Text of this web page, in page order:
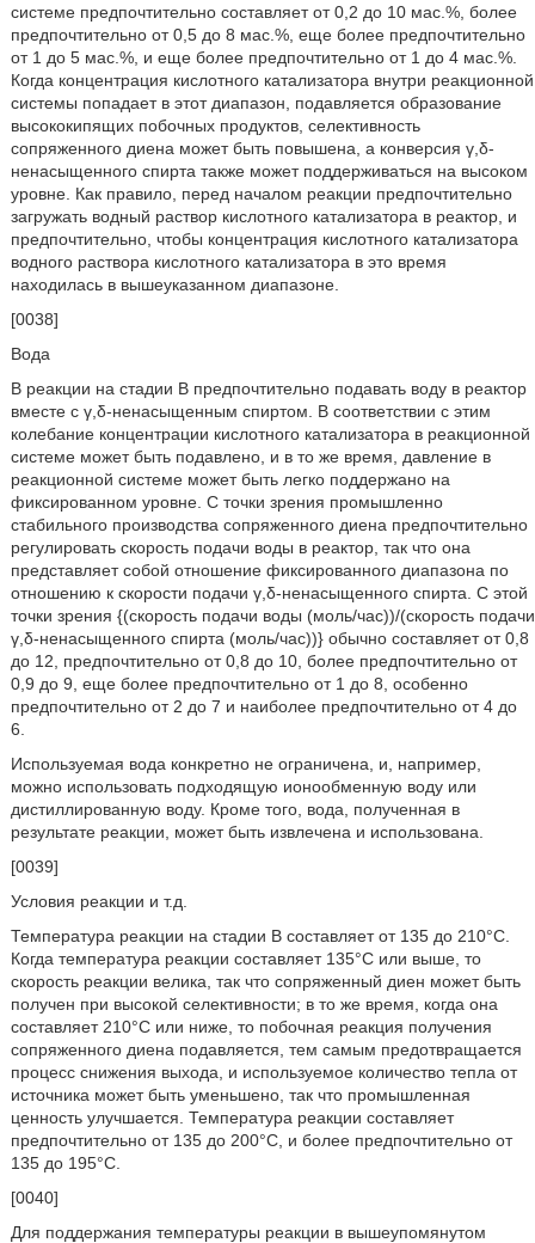
системе предпочтительно составляет от 0,2 до 10 мас.%, более
предпочтительно от 0,5 до 8 мас.%, еще более предпочтительно
от 1 до 5 мас.%, и еще более предпочтительно от 1 до 4 мас.%.
Когда концентрация кислотного катализатора внутри реакционной
системы попадает в этот диапазон, подавляется образование
высококипящих побочных продуктов, селективность
сопряженного диена может быть повышена, а конверсия γ,δ-
ненасыщенного спирта также может поддерживаться на высоком
уровне. Как правило, перед началом реакции предпочтительно
загружать водный раствор кислотного катализатора в реактор, и
предпочтительно, чтобы концентрация кислотного катализатора
водного раствора кислотного катализатора в это время
находилась в вышеуказанном диапазоне.
[0038]
Вода
В реакции на стадии В предпочтительно подавать воду в реактор
вместе с γ,δ-ненасыщенным спиртом. В соответствии с этим
колебание концентрации кислотного катализатора в реакционной
системе может быть подавлено, и в то же время, давление в
реакционной системе может быть легко поддержано на
фиксированном уровне. С точки зрения промышленно
стабильного производства сопряженного диена предпочтительно
регулировать скорость подачи воды в реактор, так что она
представляет собой отношение фиксированного диапазона по
отношению к скорости подачи γ,δ-ненасыщенного спирта. С этой
точки зрения {(скорость подачи воды (моль/час))/(скорость подачи
γ,δ-ненасыщенного спирта (моль/час))} обычно составляет от 0,8
до 12, предпочтительно от 0,8 до 10, более предпочтительно от
0,9 до 9, еще более предпочтительно от 1 до 8, особенно
предпочтительно от 2 до 7 и наиболее предпочтительно от 4 до
6.
Используемая вода конкретно не ограничена, и, например,
можно использовать подходящую ионообменную воду или
дистиллированную воду. Кроме того, вода, полученная в
результате реакции, может быть извлечена и использована.
[0039]
Условия реакции и т.д.
Температура реакции на стадии В составляет от 135 до 210°С.
Когда температура реакции составляет 135°С или выше, то
скорость реакции велика, так что сопряженный диен может быть
получен при высокой селективности; в то же время, когда она
составляет 210°С или ниже, то побочная реакция получения
сопряженного диена подавляется, тем самым предотвращается
процесс снижения выхода, и используемое количество тепла от
источника может быть уменьшено, так что промышленная
ценность улучшается. Температура реакции составляет
предпочтительно от 135 до 200°С, и более предпочтительно от
135 до 195°С.
[0040]
Для поддержания температуры реакции в вышеупомянутом